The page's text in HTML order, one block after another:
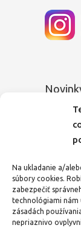
Na ukladanie a/
súbory cookies.
zabezpečiť
technológiami nám
zásadách
nepriaznivo
Chcete
my
E-